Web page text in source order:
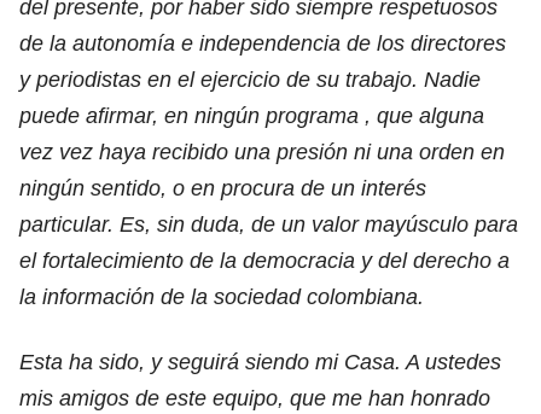
del presente, por haber sido siempre respetuosos
de la autonomía e independencia de los directores
y periodistas en el ejercicio de su trabajo. Nadie
puede afirmar, en ningún programa , que alguna
vez vez haya recibido una presión ni una orden en
ningún sentido, o en procura de un interés
particular. Es, sin duda, de un valor mayúsculo para
el fortalecimiento de la democracia y del derecho a
la información de la sociedad colombiana.
Esta ha sido, y seguirá siendo mi Casa. A ustedes
mis amigos de este equipo, que me han honrado